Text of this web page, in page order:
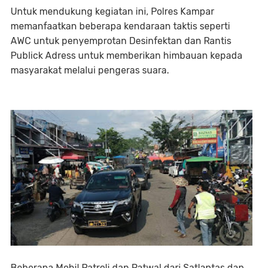
Untuk mendukung kegiatan ini, Polres Kampar
memanfaatkan beberapa kendaraan taktis seperti
AWC untuk penyemprotan Desinfektan dan Rantis
Publick Adress untuk memberikan himbauan kepada
masyarakat melalui pengeras suara.